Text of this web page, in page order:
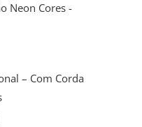
Neon Cores -
– Com Corda